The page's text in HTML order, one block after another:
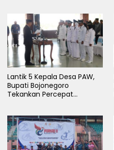
Lantik 5 Kepala Desa PAW,
Bupati Bojonegoro
Tekankan Percepat